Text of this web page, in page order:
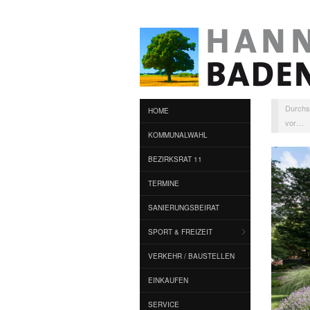
HOME
KOMMUNALWAHL
BEZIRKSRAT 11
TERMINE
SANIERUNGSBEIRAT
SPORT & FREIZEIT
VERKEHR / BAUSTELLEN
EINKAUFEN
SERVICE
vor…